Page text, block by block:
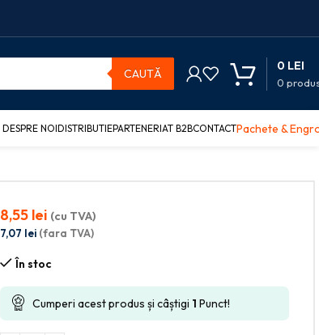
CAUTĂ
0
0 LEI
DESPRE NOIDISTRIBUTIEPARTENERIAT B2BCONTACTPachete &
8,55 lei (cu TVA)
7,07 lei (fara TVA)
În stoc
Cumperi acest produs și câștigi 1 Punct!